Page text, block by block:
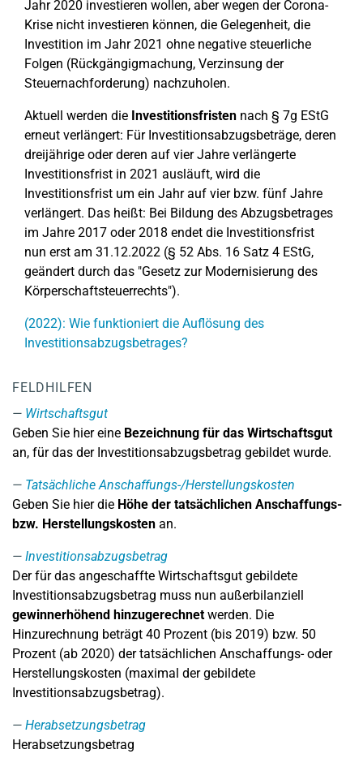
Jahr 2020 investieren wollen, aber wegen der Corona-
Krise nicht investieren können, die Gelegenheit, die
Investition im Jahr 2021 ohne negative steuerliche
Folgen (Rückgängigmachung, Verzinsung der
Steuernachforderung) nachzuholen.
Aktuell werden die Investitionsfristen nach § 7g EStG
erneut verlängert: Für Investitionsabzugsbeträge, deren
dreijährige oder deren auf vier Jahre verlängerte
Investitionsfrist in 2021 ausläuft, wird die
Investitionsfrist um ein Jahr auf vier bzw. fünf Jahre
verlängert. Das heißt: Bei Bildung des Abzugsbetrages
im Jahre 2017 oder 2018 endet die Investitionsfrist
nun erst am 31.12.2022 (§ 52 Abs. 16 Satz 4 EStG,
geändert durch das "Gesetz zur Modernisierung des
Körperschaftsteuerrechts").
(2022): Wie funktioniert die Auflösung des
Investitionsabzugsbetrages?
FELDHILFEN
Wirtschaftsgut
Geben Sie hier eine Bezeichnung für das Wirtschaftsgut
an, für das der Investitionsabzugsbetrag gebildet wurde.
Tatsächliche Anschaffungs-/Herstellungskosten
Geben Sie hier die Höhe der tatsächlichen Anschaffungs-
bzw. Herstellungskosten an.
Investitionsabzugsbetrag
Der für das angeschaffte Wirtschaftsgut gebildete
Investitionsabzugsbetrag muss nun außerbilanziell
gewinnerhöhend hinzugerechnetwerden. Die
Hinzurechnung beträgt 40 Prozent (bis 2019) bzw. 50
Prozent (ab 2020) der tatsächlichen Anschaffungs- oder
Herstellungskosten (maximal der gebildete
Investitionsabzugsbetrag).
Herabsetzungsbetrag
Herabsetzungsbetrag